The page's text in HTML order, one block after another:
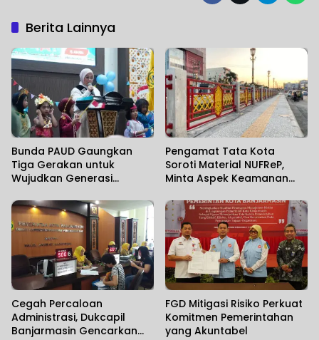
Berita Lainnya
Bunda PAUD Gaungkan
Tiga Gerakan untuk
Wujudkan Generasi
Pengamat Tata Kota
Soroti Material NUFReP,
Minta Aspek Keamanan
Maraknya Pencurian
Fasilitas Umum
Cegah Percaloan
Administrasi, Dukcapil
Banjarmasin Gencarkan
FGD Mitigasi Risiko Perkuat
Komitmen Pemerintahan
yang Akuntabel